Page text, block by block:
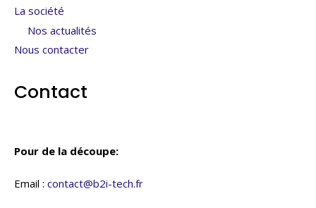
La société
Nos actualités
Nous contacter
Contact
Pour de la découpe:
Email : contact@b2i-tech.fr